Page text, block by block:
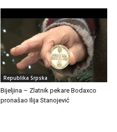
Republika Srpska
Bijeljina – Zlatnik pekare Bodaxco
pronašao Ilija Stanojević